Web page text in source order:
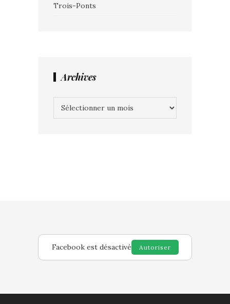
Trois-Ponts
Archives
Facebook est désactivé Autoriser